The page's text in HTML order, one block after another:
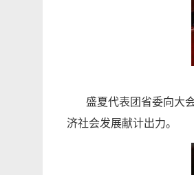
盛夏代表团省委向大
济社会发展献计出力。